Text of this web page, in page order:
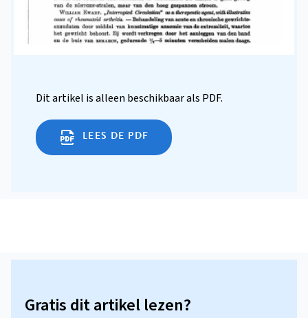
Dit artikel is alleen beschikbaar als PDF.
LEES DE PDF
Gratis dit artikel lezen?